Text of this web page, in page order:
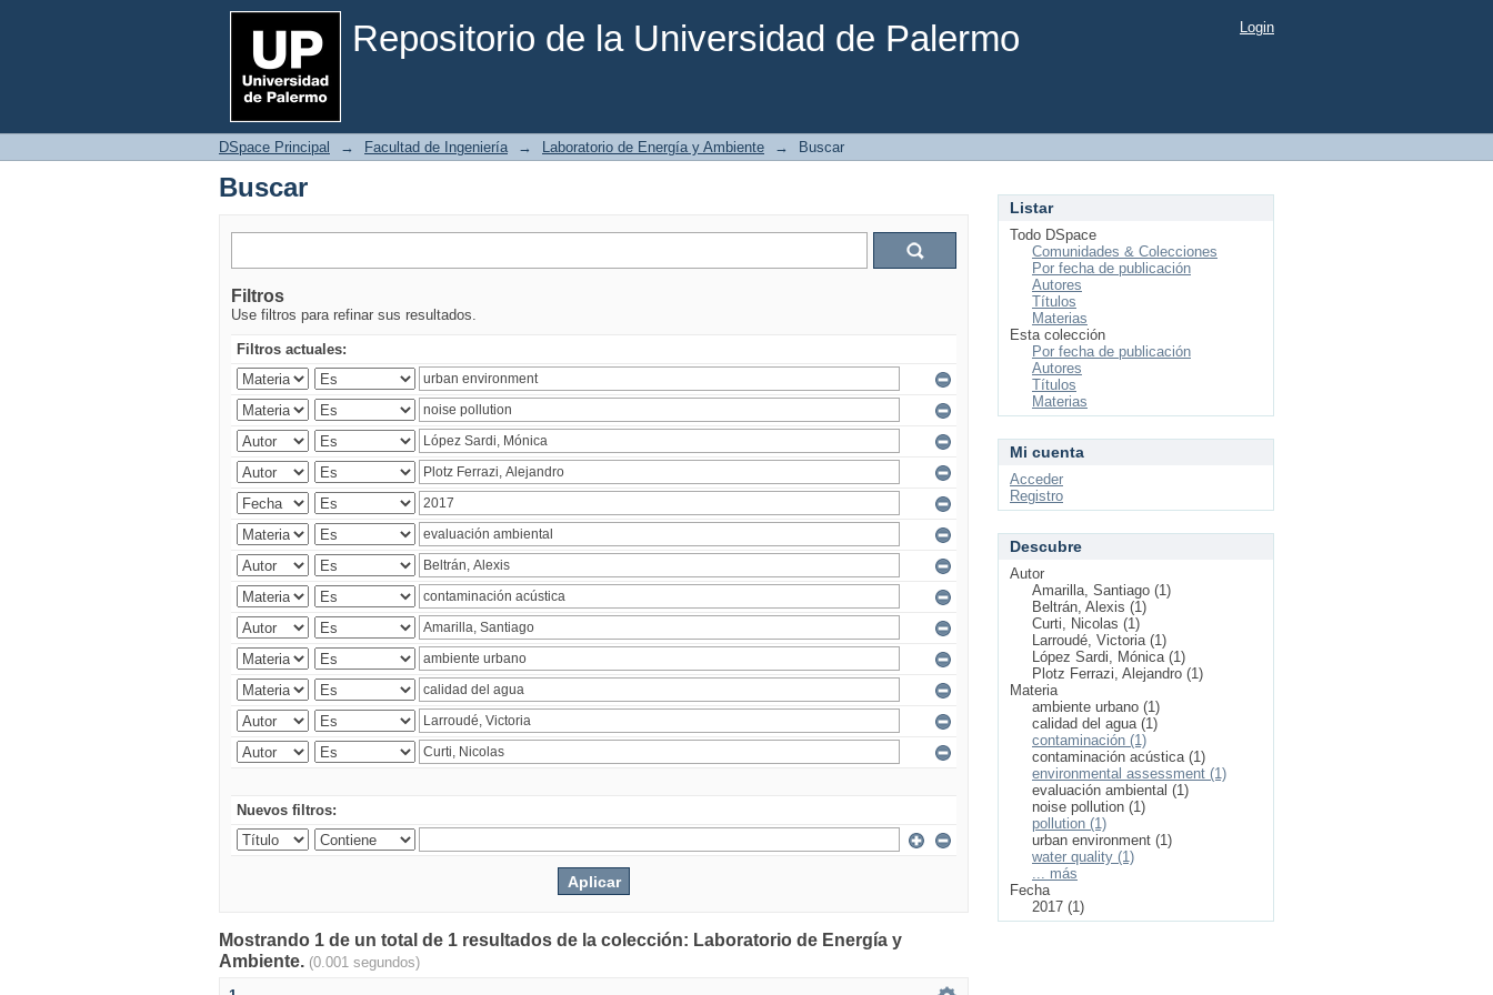
Repositorio de la Universidad de Palermo
Buscar Login
DSpace Principal → Facultad de Ingeniería → Laboratorio de Energía y Ambiente → Buscar
Buscar
Filtros
Use filtros para refinar sus resultados.
Filtros actuales:
Nuevos filtros:
Mostrando 1 de un total de 1 resultados de la colección: Laboratorio de Energía y
Ambiente. (0.001 segundos)
Listar
Todo DSpace
Comunidades & Colecciones
Por fecha de publicación
Autores
Títulos
Materias
Esta colección
Por fecha de publicación
Autores
Títulos
Materias
Mi cuenta
Acceder
Registro
Descubre
Autor
Amarilla, Santiago (1)
Beltrán, Alexis (1)
Curti, Nicolas (1)
Larroudé, Victoria (1)
López Sardi, Mónica (1)
Plotz Ferrazi, Alejandro (1)
Materia
ambiente urbano (1)
calidad del agua (1)
contaminación (1)
contaminación acústica (1)
environmental assessment (1)
evaluación ambiental (1)
noise pollution (1)
pollution (1)
urban environment (1)
water quality (1)
... más
Fecha
2017 (1)